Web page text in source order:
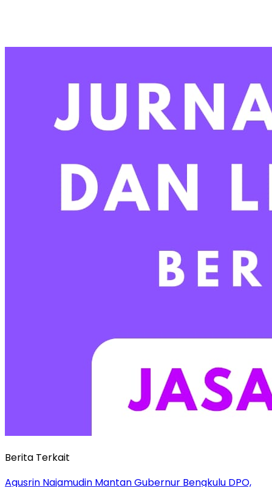
Berita Terkait
Agusrin Najamudin Mantan Gubernur Bengkulu DPO,